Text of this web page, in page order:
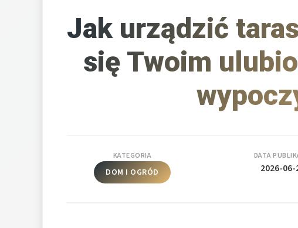
Jak urządzić
się Twoim
KATEGORIA
DOM I OGRÓD
DATA
2026-06-